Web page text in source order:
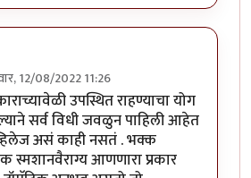
12/08/2022 11:26
विचित्र प्रतिसाद?byप्रसाद गोडबोले
उपस्थित राहण्याचा योग
सर्व विधी जवळुन पाहिली आहेत
असं काही नसतं . भक्क
स्मशानवैराग्य आणणारा प्रकार